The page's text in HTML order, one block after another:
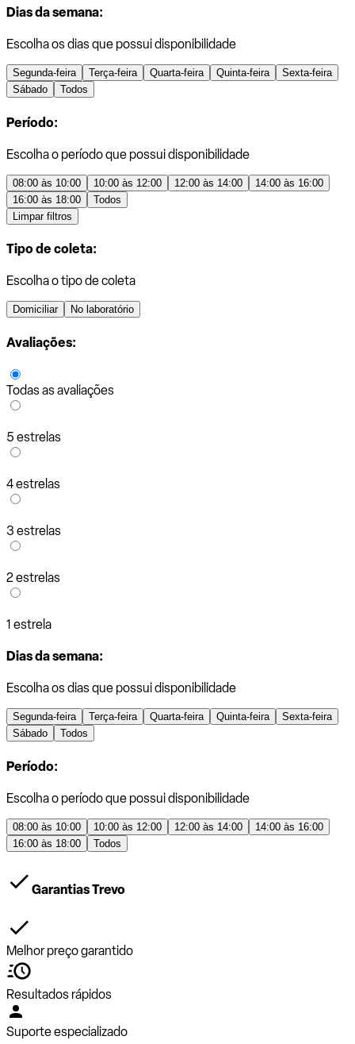
Dias da semana:
Escolha os dias que possui disponibilidade
Segunda-feira Terça-feira Quarta-feira Quinta-feira
Sexta-feira
Sábado
Todos
Período:
Escolha o período que possui disponibilidade
08:00 às 10:00 10:00 às 12:00 12:00 às 14:00
14:00 às 16:00
16:00 às 18:00
Todos
Limpar filtros
Tipo de coleta:
Escolha o tipo de coleta
Domiciliar No laboratório
Avaliações:
Todas as avaliações
5 estrelas
4 estrelas
3 estrelas
2 estrelas
1 estrela
Dias da semana:
Escolha os dias que possui disponibilidade
Segunda-feira Terça-feira Quarta-feira Quinta-feira
Sexta-feira
Sábado
Todos
Período:
Escolha o período que possui disponibilidade
08:00 às 10:00 10:00 às 12:00 12:00 às 14:00
14:00 às 16:00
16:00 às 18:00
Todos
Garantias Trevo
Melhor preço garantido
Resultados rápidos
Suporte especializado